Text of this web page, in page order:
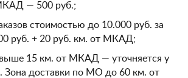
— 500 руб.;
стоимостью до 10.000 руб. за
руб. + 20 руб. км. от МКАД;
15 км. от МКАД — уточняется у
Зона доставки по МО до 60 км. от